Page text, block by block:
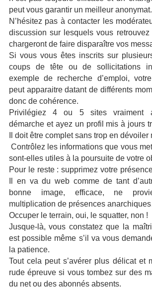
peut vous garantir un meilleur anonymat.
N’hésitez pas à contacter les
discussion sur lesquels vous
chargeront de faire disparaître vos
Si vous vous êtes inscrits sur
coups de tête ou de sollicitations
exemple de recherche d’emploi,
peut apparaitre datant de différents
donc de cohérence.
Privilégiez 4 ou 5 sites vraiment
démarche et ayez un profil mis à jours
Il doit être complet sans trop en dévoiler
Contrôlez les informations que vous
sont-elles utiles à la poursuite de votre
Pour le reste : supprimez votre
Il en va du web comme de tant
bonne image, efficace, ne
multiplication de présences
Occuper le terrain, oui, le squatter, non !
Jusque-là, vous constatez que la
est possible même s’il va vous
la patience.
Tout cela peut s’avérer plus délicat et
rude épreuve si vous tombez sur des
du net ou des abonnés absents.